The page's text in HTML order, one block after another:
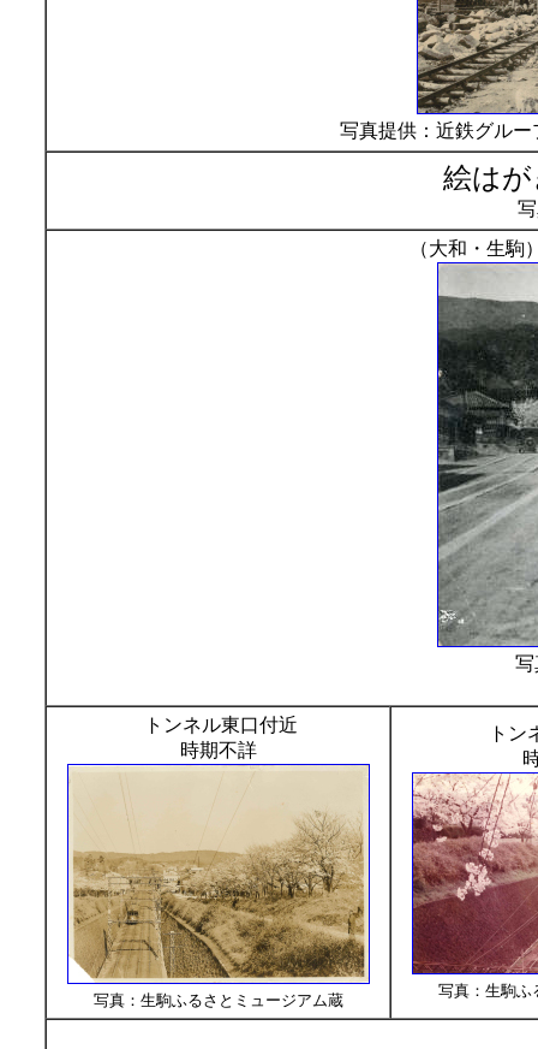
写真提供：近鉄グル
絵は
写
（大和・生
写
トンネル東口付近
時期不詳
写真：生駒ふるさとミュージアム蔵
トン
写真：生駒ふ